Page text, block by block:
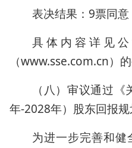
表决结果：9票同
具体内容详见
（www.sse.com.cn）的
（八）审议通过
年-2028年）股东回报规
为进一步完善和健